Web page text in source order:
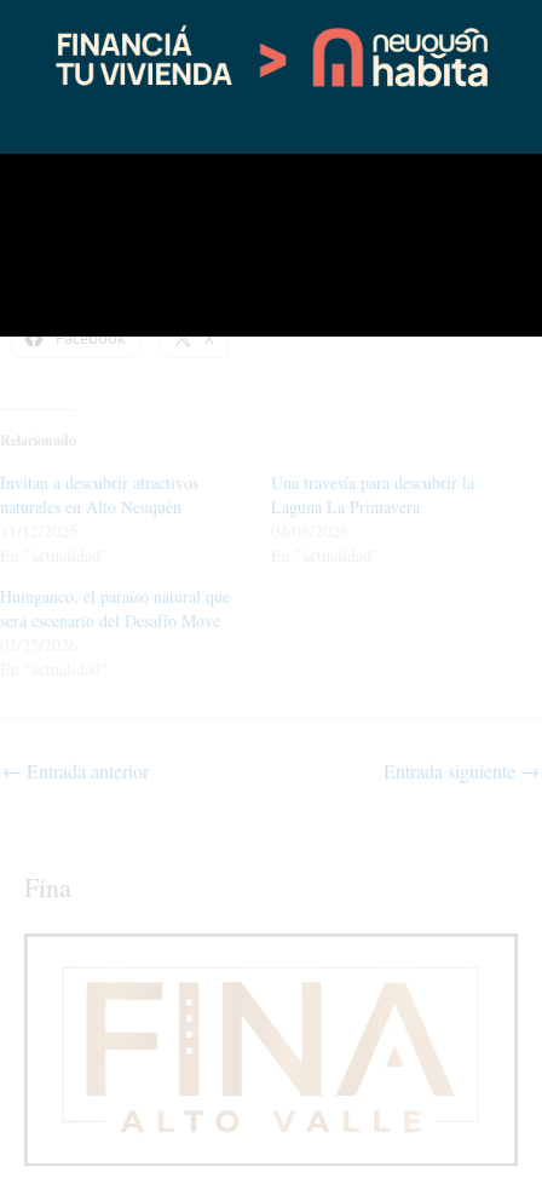
Correo electrónico:contactofabrizioverdinelli@gmail.com
Facebook X
Relacionado
Invitan a descubrir atractivos
naturales en Alto Neuquén
Una travesía para descubrir la
Laguna La Primavera
Huinganco, el paraíso natural que
será escenario del Desafío Move
← Entrada anterior Entrada siguiente →
Fina